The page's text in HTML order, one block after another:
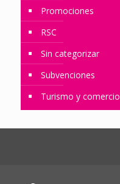
Promociones
RSC
Sin categorizar
Subvenciones
Turismo y comercio